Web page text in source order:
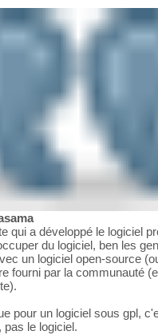
qui a développé le logiciel
du logiciel, ben les
un logiciel open-source
fourni par la communauté
pour un logiciel sous gpl,
pas le logiciel.